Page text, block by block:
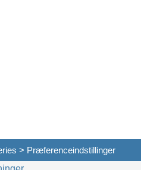
> Præferenceindstillinger